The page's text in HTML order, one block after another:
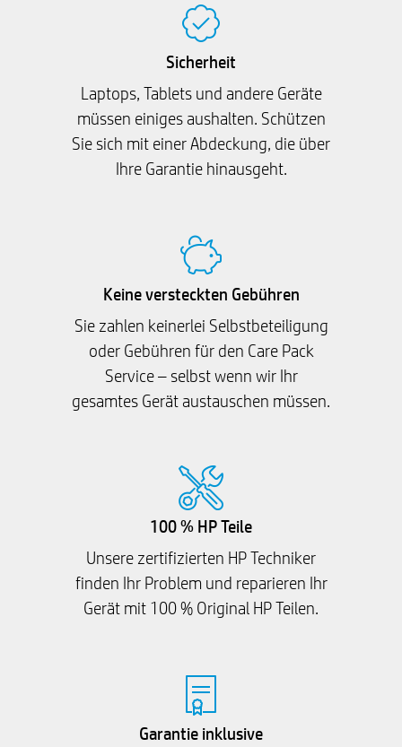
Sicherheit
Laptops, Tablets und andere Geräte
müssen einiges aushalten. Schützen
Sie sich mit einer Abdeckung, die über
Ihre Garantie hinausgeht.
Keine versteckten Gebühren
Sie zahlen keinerlei Selbstbeteiligung
oder Gebühren für den Care Pack
Service – selbst wenn wir Ihr
gesamtes Gerät austauschen müssen.
100 % HP Teile
Unsere zertifizierten HP Techniker
finden Ihr Problem und reparieren Ihr
Gerät mit 100 % Original HP Teilen.
Garantie inklusive